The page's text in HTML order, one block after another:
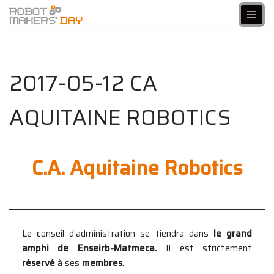
2017-05-12 CA
AQUITAINE ROBOTICS
C.A. Aquitaine Robotics
Le conseil d’administration se tiendra dans le grand
amphi de Enseirb-Matmeca. Il est strictement
réservéà ses membres.